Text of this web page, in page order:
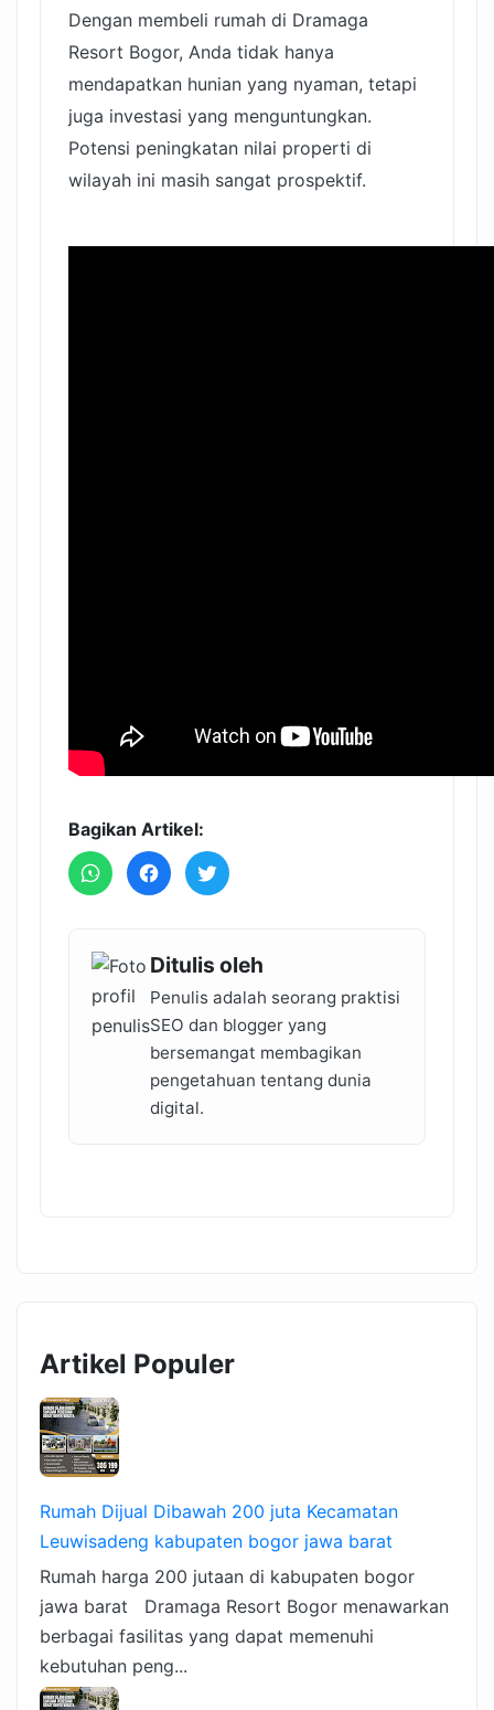
Dengan membeli rumah di Dramaga
Resort Bogor, Anda tidak hanya
mendapatkan hunian yang nyaman, tetapi
juga investasi yang menguntungkan.
Potensi peningkatan nilai properti di
wilayah ini masih sangat prospektif.
Bagikan Artikel:
Ditulis oleh
Penulis adalah seorang praktisi
SEO dan blogger yang
bersemangat membagikan
pengetahuan tentang dunia
digital.
Artikel Populer
Rumah Dijual Dibawah 200 juta Kecamatan
Leuwisadeng kabupaten bogor jawa barat
Rumah harga 200 jutaan di kabupaten bogor
jawa barat Dramaga Resort Bogor menawarkan
berbagai fasilitas yang dapat memenuhi
kebutuhan peng...